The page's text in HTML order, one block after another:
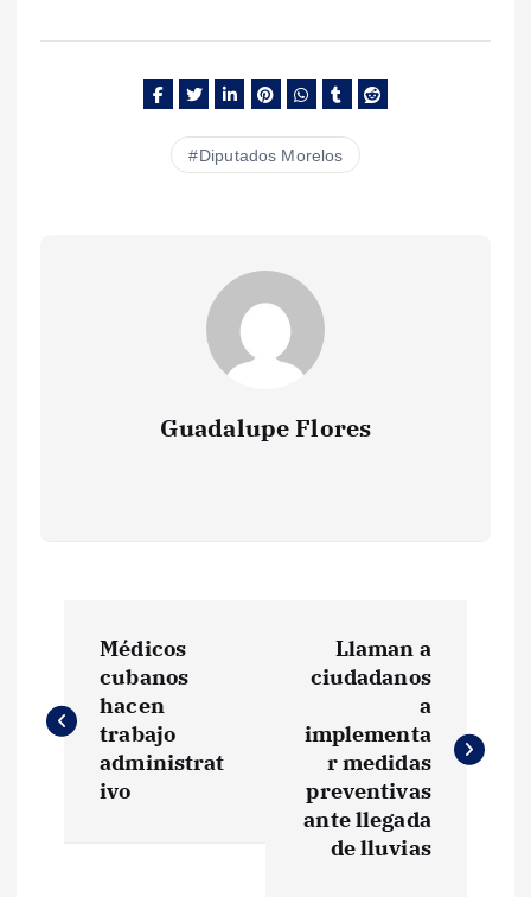
Diputados Morelos
Guadalupe Flores
v
Médicos
cubanos
hacen
trabajo
administrat
ivo
Llaman a
ciudadanos
a
implementa
r medidas
preventivas
ante llegada
de lluvias